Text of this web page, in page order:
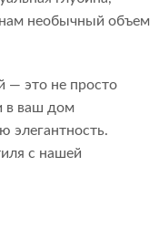
необычный объем
— это не просто
в ваш дом
элегантность.
с нашей